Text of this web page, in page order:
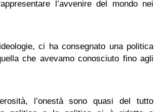
l’avvenire del mondo nei
ci ha consegnato una politica
che avevamo conosciuto fino agli
l’onestà sono quasi del tutto